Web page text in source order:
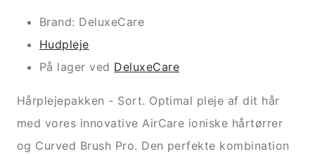
Brand: DeluxeCare
Hudpleje
På lager ved DeluxeCare
Hårplejepakken - Sort. Optimal pleje af dit hår
med vores innovative AirCare ioniske hårtørrer
og Curved Brush Pro. Den perfekte kombination